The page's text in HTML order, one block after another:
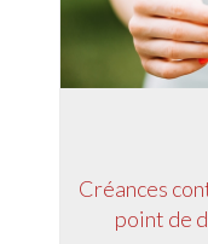
Créances
point de